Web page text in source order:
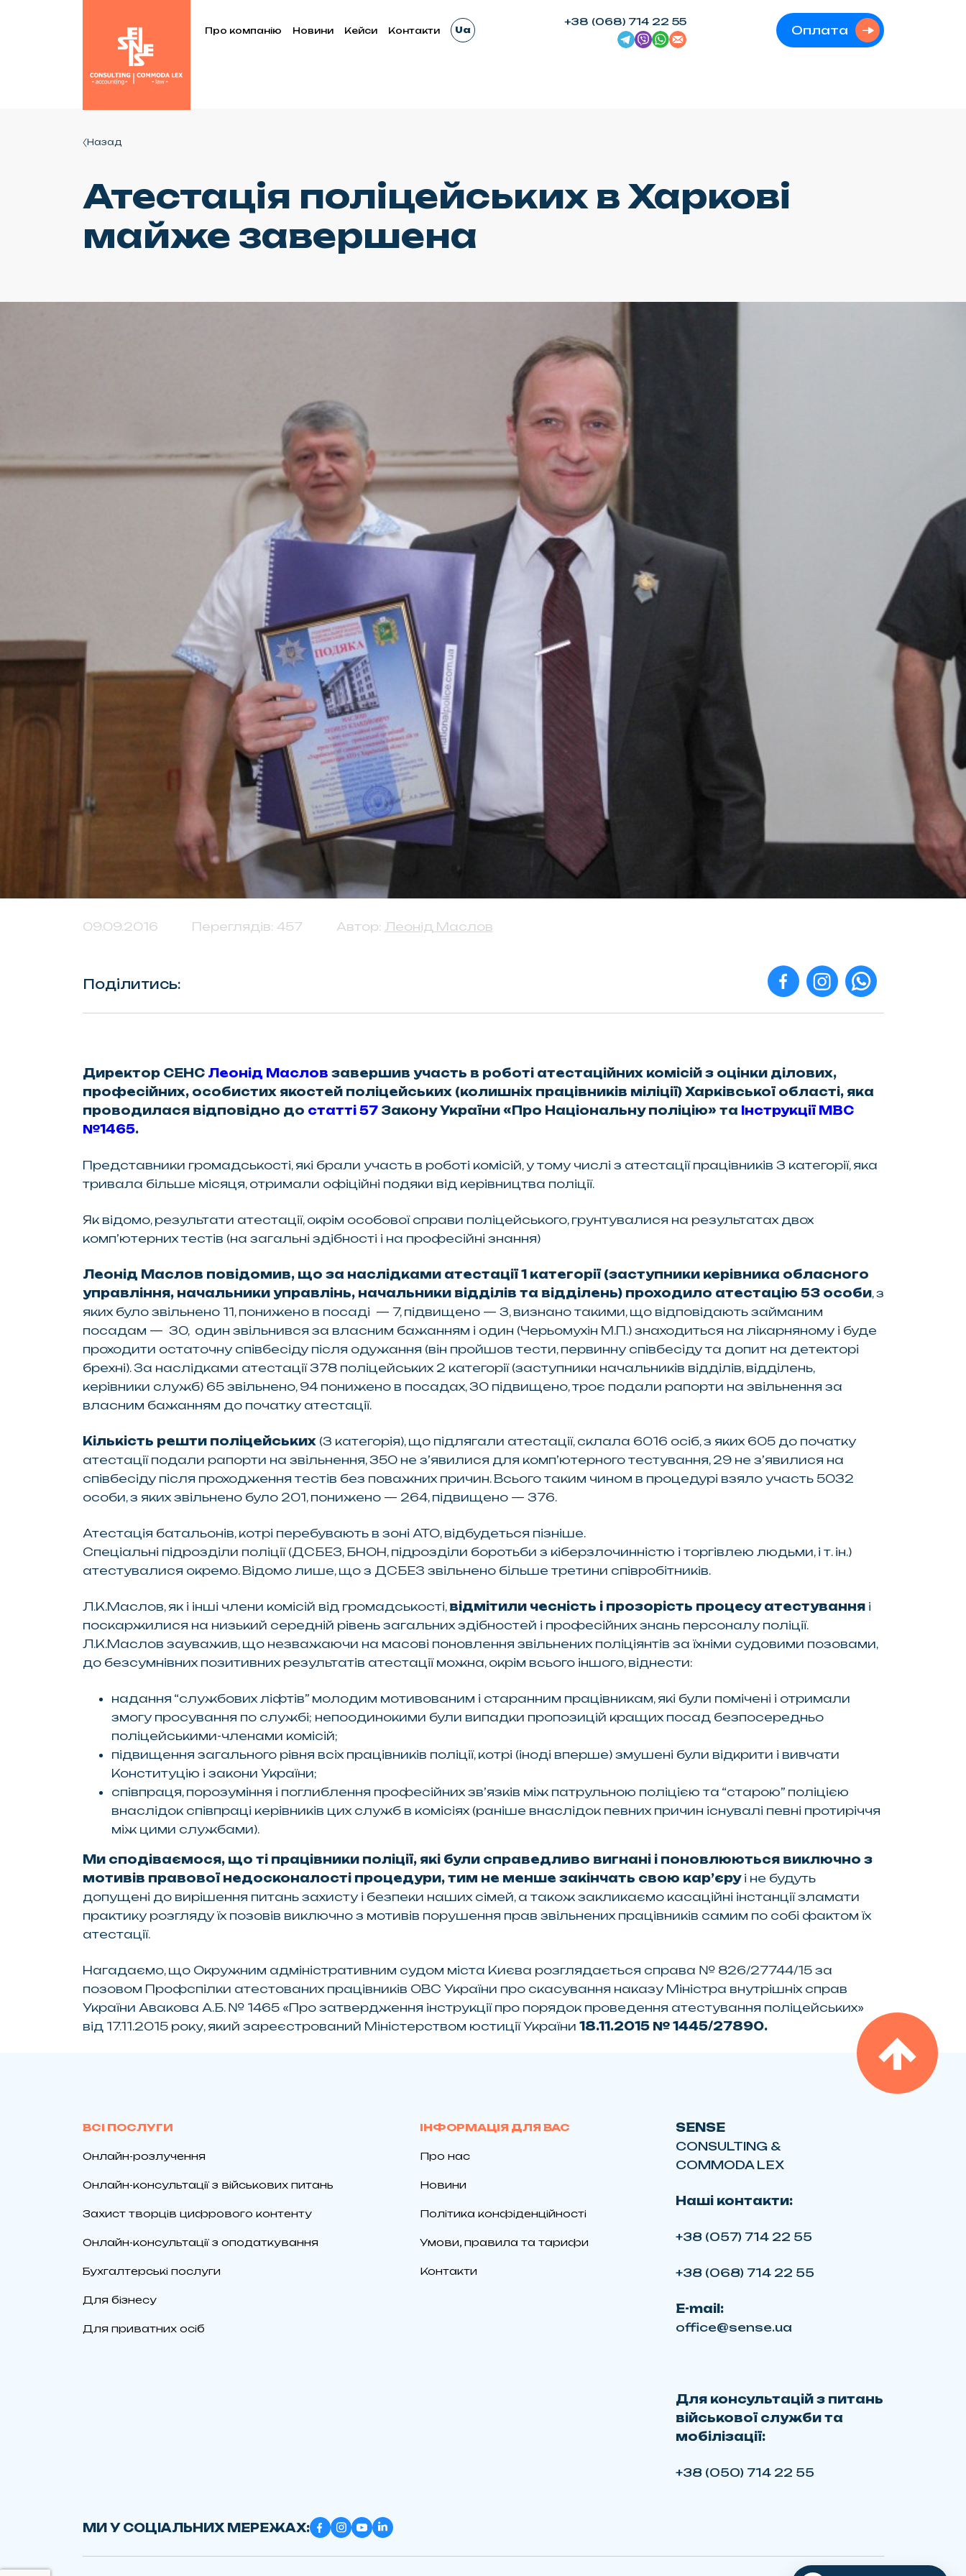
Про компанію Новини Кейси Контакти Ua
+38 (068) 714 22 55
Оплата
Назад
Атестація поліцейських в Харкові
майже завершена
09.09.2016 Переглядів: 457 Автор: Леонід Маслов
Поділитись:
Директор СЕНС Леонід Маслов завершив участь в роботі атестаційних комісій з оцінки ділових,
професійних, особистих якостей поліцейських (колишніх працівників міліції) Харківської області, яка
проводилася відповідно до статті 57Закону України «Про Національну поліцію» та Інструкції МВС
№1465.
Представники громадськості, які брали участь в роботі комісій, у тому числі з атестації працівників 3 категорії, яка
тривала більше місяця, отримали офіційні подяки від керівництва поліції.
Як відомо, результати атестації, окрім особової справи поліцейського, грунтувалися на результатах двох
комп’ютерних тестів (на загальні здібності і на професійні знання)
Леонід Маслов повідомив, що за наслідками атестації 1 категорії (заступники керівника обласного
управління, начальники управлінь, начальники відділів та відділень) проходило атестацію 53 особи, з
яких було звільнено 11, понижено в посаді — 7, підвищено — 3, визнано такими, що відповідають займаним
посадам — 30, один звільнився за власним бажанням і один (Черьомухін М.П.) знаходиться на лікарняному і буде
проходити остаточну співбесіду після одужання (він пройшов тести, первинну співбесіду та допит на детекторі
брехні). За наслідками атестації 378 поліцейських 2 категорії (заступники начальників відділів, відділень,
керівники служб) 65 звільнено, 94 понижено в посадах, 30 підвищено, троє подали рапорти на звільнення за
власним бажанням до початку атестації.
Кількість решти поліцейських(3 категорія), що підлягали атестації, склала 6016 осіб, з яких 605 до початку
атестації подали рапорти на звільнення, 350 не з’явилися для комп’ютерного тестування, 29 не з’явилися на
співбесіду після проходження тестів без поважних причин. Всього таким чином в процедурі взяло участь 5032
особи, з яких звільнено було 201, понижено — 264, підвищено — 376.
Атестація батальонів, котрі перебувають в зоні АТО, відбудеться пізніше.
Спеціальні підрозділи поліції (ДСБЕЗ, БНОН, підрозділи боротьби з кіберзлочинністю і торгівлею людьми, і т. ін.)
атестувалися окремо. Відомо лише, що з ДСБЕЗ звільнено більше третини співробітників.
Л.К.Маслов, як і інші члени комісій від громадськості, відмітили чесність і прозорість процесу атестуванняі
поскаржилися на низький середній рівень загальних здібностей і професійних знань персоналу поліції.
Л.К.Маслов зауважив, що незважаючи на масові поновлення звільнених поліціянтів за їхніми судовими позовами,
до безсумнівних позитивних результатів атестації можна, окрім всього іншого, віднести:
надання “службових ліфтів” молодим мотивованим і старанним працівникам, які були помічені і отримали
змогу просування по службі; непоодинокими були випадки пропозицій кращих посад безпосередньо
поліцейськими-членами комісій;
підвищення загального рівня всіх працівників поліції, котрі (іноді вперше) змушені були відкрити і вивчати
Конституцію і закони України;
співпраця, порозуміння і поглиблення професійних зв’язків між патрульною поліцією та “старою” поліцією
внаслідок співпраці керівників цих служб в комісіях (раніше внаслідок певних причин існувалі певні протиріччя
між цими службами).
Ми сподіваємося, що ті працівники поліції, які були справедливо вигнані і поновлюються виключно з
мотивів правової недосконалості процедури, тим не менше закінчать свою кар’єруі не будуть
допущені до вирішення питань захисту і безпеки наших сімей, а також закликаємо касаційні інстанції зламати
практику розгляду їх позовів виключно з мотивів порушення прав звільнених працівників самим по собі фактом їх
атестації.
Нагадаємо, що Окружним адміністративним судом міста Києва розглядається справа № 826/27744/15 за
позовом Профспілки атестованих працівників ОВС України про скасування наказу Міністра внутрішніх справ
України Авакова А.Б. № 1465 «Про затвердження інструкції про порядок проведення атестування поліцейських»
від 17.11.2015 року, який зареєстрований Міністерством юстиції України 18.11.2015 № 1445/27890.
ВСІ ПОСЛУГИ
Онлайн-розлучення
Онлайн-консультації з військових питань
Захист творців цифрового контенту
Онлайн-консультації з оподаткування
Бухгалтерські послуги
Для бізнесу
Для приватних осіб
ІНФОРМАЦІЯ ДЛЯ ВАС
Про нас
Новини
Політика конфіденційності
Умови, правила та тарифи
Контакти
SENSE
CONSULTING &
COMMODA LEX
Наші контакти:
+38 (057) 714 22 55
+38 (068) 714 22 55
E-mail:
office@sense.ua
Для консультацій з питань
військової служби та
мобілізації:
+38 (050) 714 22 55
МИ У СОЦІАЛЬНИХ МЕРЕЖАХ: